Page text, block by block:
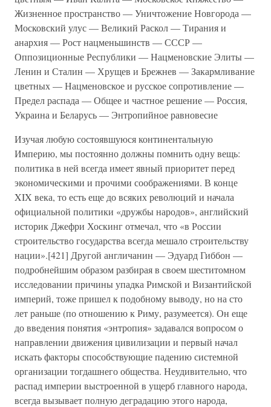
Жизненное пространство — Уничтожение Новгорода —
Московский улус — Великий Раскол — Тирания и
анархия — Рост нацменьшинств — СССР —
Оппозиционные Республики — Нацменовские Элиты —
Ленин и Сталин — Хрущев и Брежнев — Закармливание
цветных — Нацменовское и русское сопротивление —
Предел распада — Общее и частное решение — Россия,
Украина и Беларусь — Энтропийное равновесие
Изучая любую состоявшуюся континентальную
Империю, мы постоянно должны помнить одну вещь:
политика в ней всегда имеет явный приоритет перед
экономическими и прочими соображениями. В конце
XIX века, то есть еще до всяких революций и начала
официальной политики «дружбы народов», английский
историк Джефри Хоскинг отмечал, что «в России
строительство государства всегда мешало строительству
нации».[421] Другой англичанин — Эдуард Гиббон —
подробнейшим образом разбирая в своем шеститомном
исследовании причины упадка Римской и Византийской
империй, тоже пришел к подобному выводу, но на сто
лет раньше (по отношению к Риму, разумеется). Он еще
до введения понятия «энтропия» задавался вопросом о
направлении движения цивилизации и первый начал
искать факторы способствующие падению системной
организации тогдашнего общества. Неудивительно, что
распад империи выстроенной в ущерб главного народа,
всегда вызывает полную деградацию этого народа,